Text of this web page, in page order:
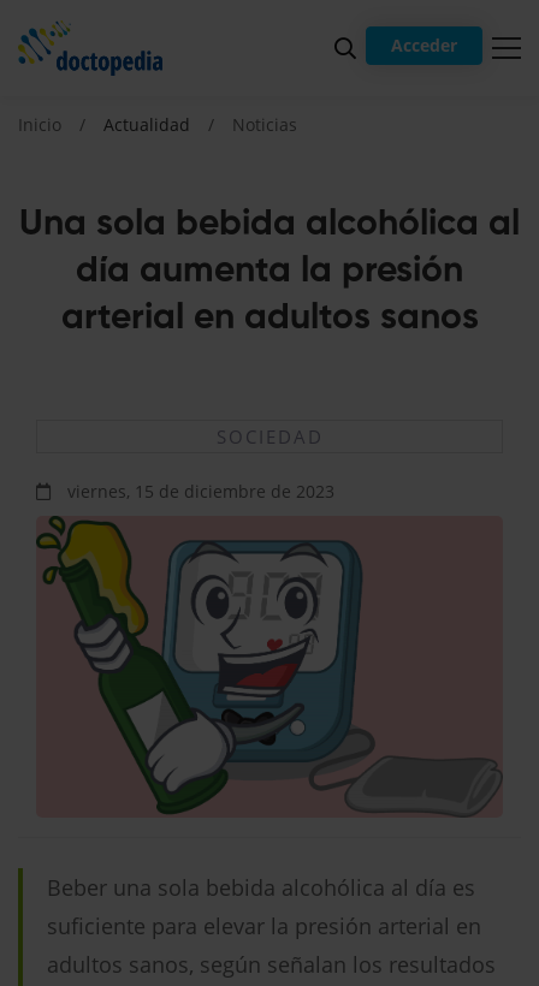
Acceder
Una sola bebida alcohólica al
día aumenta la presión
arterial en adultos sanos
Inicio Actualidad Noticias
SOCIEDAD
viernes, 15 de diciembre de 2023
Beber una sola bebida alcohólica al día es
suficiente para elevar la presión arterial en
adultos sanos, según señalan los resultados